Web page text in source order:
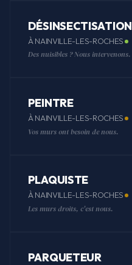
DÉSINSECTISATION
À NAINVILLE-LES-ROCHES
Des nuisibles ? Nous intervenons.
PEINTRE
À NAINVILLE-LES-ROCHES
Vos murs ont besoin de nous.
PLAQUISTE
À NAINVILLE-LES-ROCHES
Les murs droits, c'est nous.
PARQUETEUR